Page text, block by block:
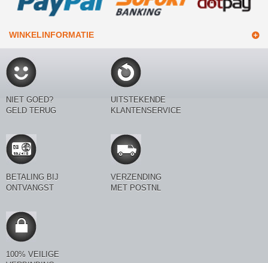
WINKELINFORMATIE
NIET GOED?
GELD TERUG
UITSTEKENDE
KLANTENSERVICE
BETALING BIJ
ONTVANGST
VERZENDING
MET POSTNL
100% VEILIGE